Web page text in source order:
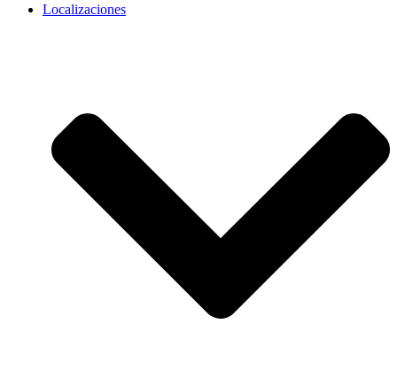
Localizaciones